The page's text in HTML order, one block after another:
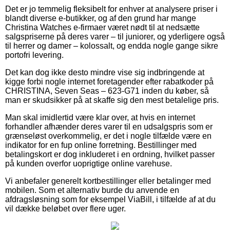
Det er jo temmelig fleksibelt for enhver at analysere priser i
blandt diverse e-butikker, og af den grund har mange
Christina Watches e-firmaer været nødt til at nedsætte
salgspriserne på deres varer – til juniorer, og yderligere også
til herrer og damer – kolossalt, og endda nogle gange sikre
portofri levering.
Det kan dog ikke desto mindre vise sig indbringende at
kigge forbi nogle internet foretagender efter rabatkoder på
CHRISTINA, Seven Seas – 623-G71 inden du køber, så
man er skudsikker på at skaffe sig den mest betalelige pris.
Man skal imidlertid være klar over, at hvis en internet
forhandler afhænder deres varer til en udsalgspris som er
grænseløst overkommelig, er det i nogle tilfælde være en
indikator for en fup online forretning. Bestillinger med
betalingskort er dog inkluderet i en ordning, hvilket passer
på kunden overfor uoprigtige online varehuse.
Vi anbefaler generelt kortbestillinger eller betalinger med
mobilen. Som et alternativ burde du anvende en
afdragsløsning som for eksempel ViaBill, i tilfælde af at du
vil dække beløbet over flere uger.